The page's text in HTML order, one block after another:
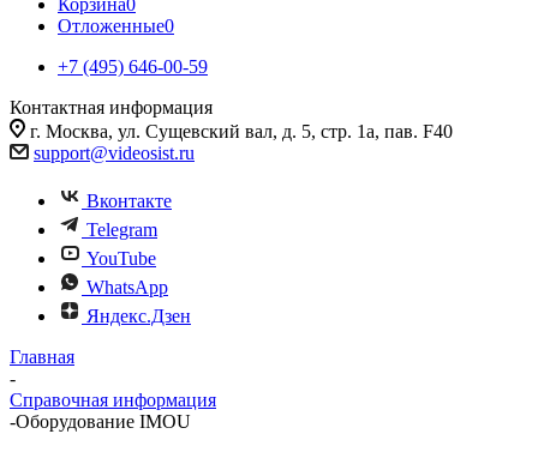
Корзина0
Отложенные0
+7 (495) 646-00-59
Контактная информация
г. Москва, ул. Сущевский вал, д. 5, стр. 1а, пав. F40
support@videosist.ru
Вконтакте
Telegram
YouTube
WhatsApp
Яндекс.Дзен
Главная
-
Справочная информация
-Оборудование IMOU